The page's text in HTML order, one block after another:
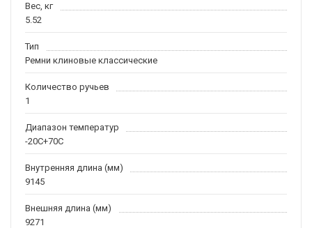
Вес, кг
5.52
Тип
Ремни клиновые классические
Количество ручьев
1
Диапазон температур
-20С+70С
Внутренняя длина (мм)
9145
Внешняя длина (мм)
9271